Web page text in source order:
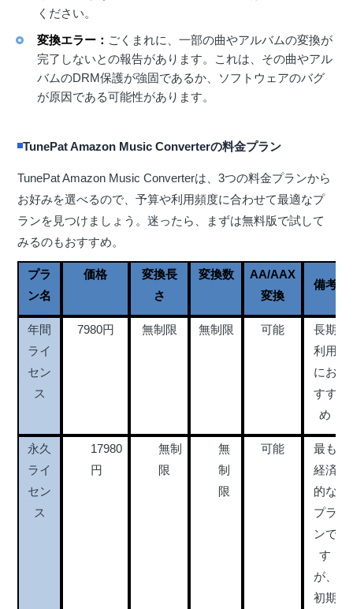
ください。
変換エラー： ごくまれに、一部の曲やアルバムの変換が
完了しないとの報告があります。これは、その曲やアル
バムのDRM保護が強固であるか、ソフトウェアのバグ
が原因である可能性があります。
TunePat Amazon Music Converterの料金プラン
TunePat Amazon Music Converterは、3つの料金プランから
お好みを選べるので、予算や利用頻度に合わせて最適なプ
ランを見つけましょう。迷ったら、まずは無料版で試して
みるのもおすすめ。
プラ
ン名
価格
変換長
さ
変換数
AA/AAX
変換
備考
年間
ライ
セン
ス
7980円 無制限 無制限 可能
長期
利用
にお
すす
め
永久
ライ
セン
ス
17980
円
無制
限
無
制
限
可能
最も
経済
的な
プラ
ンで
す
が、
初期